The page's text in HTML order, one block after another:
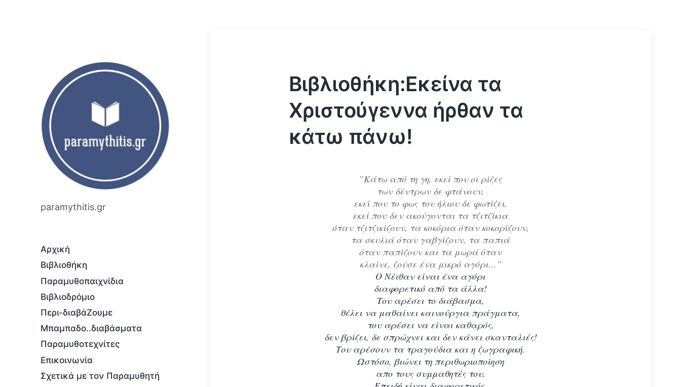
paramythitis.gr
Αρχική
Βιβλιοθήκη
Παραμυθοπαιχνίδια
Βιβλιοδρόμιο
Περι-διαβάΖουμε
Μπαμπαδο..διαβάσματα
Παραμυθοτεχνίτες
Επικοινωνία
Σχετικά με τον Παραμυθητή
Βιβλιοθήκη:Εκείνα τα
Χριστούγεννα ήρθαν τα
κάτω πάνω!
”Κάτω από τη γη, εκεί που οι ρίζες
των δέντρων δε φτάνουν,
εκεί που το φως του ήλιου δε φωτίζει,
εκεί που δεν ακούγονται τα τζιτζίκια
όταν τζιτζικίζουν, τα κοκόρια όταν κοκορίζουν,
τα σκυλιά όταν γαβγίζουν, τα παπιά
όταν παπίζουν και τα μωρά όταν
κλαίνε, ζούσε ένα μικρό αγόρι…”
Ο Νέιθαν είναι ένα αγόρι
διαφορετικό από τα άλλα!
Του αρέσει το διάβασμα,
θέλει να μαθαίνει καινούργια πράγματα,
του αρέσει να είναι καθαρός,
δεν βρίζει, δε σπρώχνει και δεν κάνει σκανταλιές!
Του αρέσουν τα τραγούδια και η ζωγραφική.
Ωστόσο, βιώνει τη περιθωριοποίηση
απο τους συμμαθητές του.